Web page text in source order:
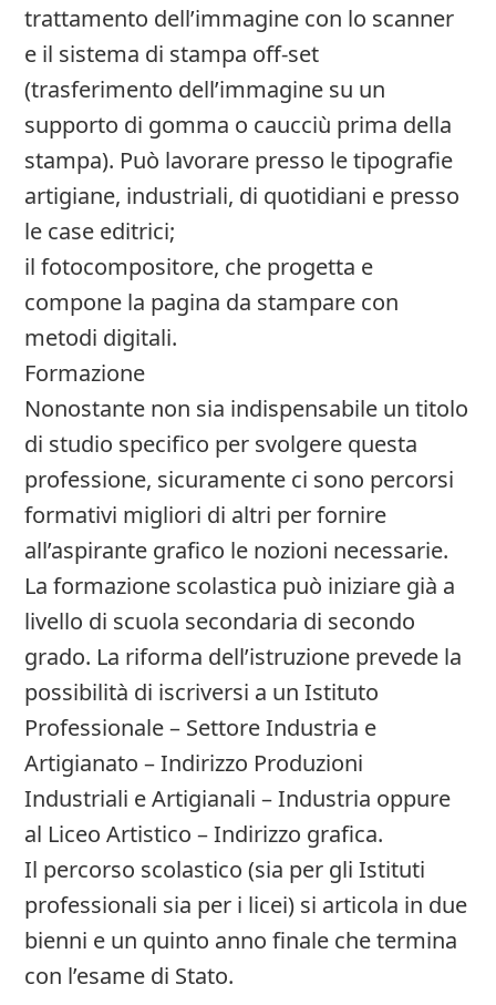
trattamento dell’immagine con lo scanner
e il sistema di stampa off-set
(trasferimento dell’immagine su un
supporto di gomma o caucciù prima della
stampa). Può lavorare presso le tipografie
artigiane, industriali, di quotidiani e presso
le case editrici;
il fotocompositore, che progetta e
compone la pagina da stampare con
metodi digitali.
Formazione
Nonostante non sia indispensabile un titolo
di studio specifico per svolgere questa
professione, sicuramente ci sono percorsi
formativi migliori di altri per fornire
all’aspirante grafico le nozioni necessarie.
La formazione scolastica può iniziare già a
livello di scuola secondaria di secondo
grado. La riforma dell’istruzione prevede la
possibilità di iscriversi a un Istituto
Professionale – Settore Industria e
Artigianato – Indirizzo Produzioni
Industriali e Artigianali – Industria oppure
al Liceo Artistico – Indirizzo grafica.
Il percorso scolastico (sia per gli Istituti
professionali sia per i licei) si articola in due
bienni e un quinto anno finale che termina
con l’esame di Stato.